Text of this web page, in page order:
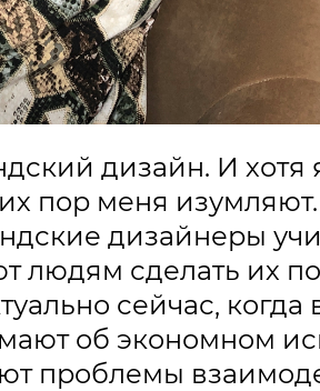
дизайн. И хотя
пор меня
дизайнеры
людям сделать их
сейчас, когда
об экономном
проблемы